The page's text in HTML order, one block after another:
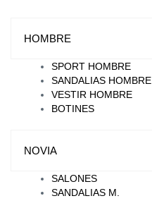
HOMBRE
SPORT HOMBRE
SANDALIAS HOMBRE
VESTIR HOMBRE
BOTINES
NOVIA
SALONES
SANDALIAS M.